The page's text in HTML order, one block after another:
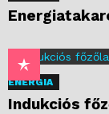
ENERGIA
Indukciós